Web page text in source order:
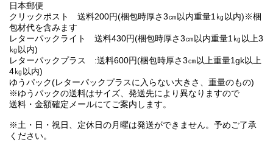
日本郵便
クリックポスト 送料200円(梱包時厚さ3㎝以内重量1㎏以内)※梱
包材代を含みます
レターパックライト 送料430円(梱包時厚さ3㎝以内重量1㎏以上3
㎏以内)
レターパックプラス :送料600円(梱包時厚さ3㎝以上重量1gk以上
4㎏以内)
ゆうパック(レターパックプラスに入らない大きさ、重量のもの)
※ゆうパックの送料はサイズ、発送先により異なりますので
送料・金額確定メールにてご案内します。
※土・日・祝日、定休日の月曜は発送ができません。予めご了承
ください。